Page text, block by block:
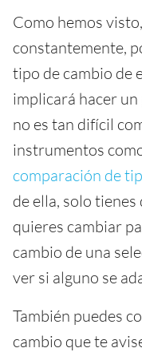
Como hemos
constantemente,
tipo de cambio de
implicará hacer
no es tan difícil
instrumentos
comparación de
de ella, solo
quieres cambiar
cambio de una
ver si alguno se
También puedes
cambio que te